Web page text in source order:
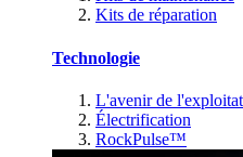
Kits de réparation
Technologie
L'avenir de
Électrification
RockPulse™